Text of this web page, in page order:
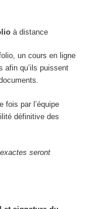
à distance
un cours en ligne
afin qu’ils puissent
fois par l’équipe
définitive des
seront